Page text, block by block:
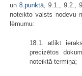
un8.punktā , 9.1., 9.2.,
noteikto valsts nodevu
lēmumu:
18.1. atlikt
precizētos
noteiktā termiņa;